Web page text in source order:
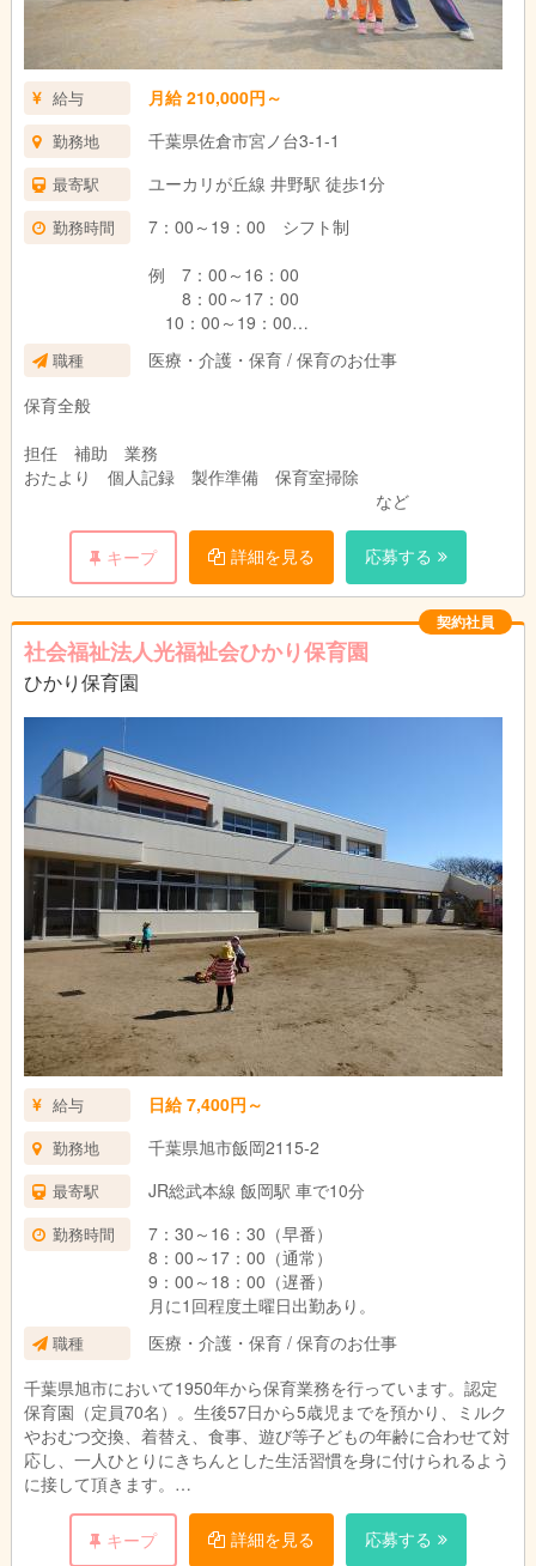
給与 月給 210,000円～
勤務地 千葉県佐倉市宮ノ台3-1-1
最寄駅 ユーカリが丘線 井野駅 徒歩1分
勤務時間
7：00～19：00 シフト制
例 7：00～16：00
8：00～17：00
10：00～19：00
早番・中番・遅番 とよんでいます。
職種
医療・介護・保育 / 保育のお仕事
保育全般
担任 補助 業務
おたより 個人記録 製作準備 保育室掃除
など
キープ 詳細を見る 応募する
契約社員
社会福祉法人光福祉会ひかり保育園
ひかり保育園
給与 日給 7,400円～
勤務地 千葉県旭市飯岡2115-2
最寄駅 JR総武本線 飯岡駅 車で10分
勤務時間
7：30～16：30（早番）
8：00～17：00（通常）
9：00～18：00（遅番）
月に1回程度土曜日出勤あり。
職種
医療・介護・保育 / 保育のお仕事
千葉県旭市において1950年から保育業務を行っています。認定
保育園（定員70名）。生後57日から5歳児までを預かり、ミルク
やおむつ交換、着替え、食事、遊び等子どもの年齢に合わせて対
応し、一人ひとりにきちんとした生活習慣を身に付けられるよう
に接して頂きます。
「生き生きとした子どもをめざして」を保育目標とし、一人ひと
りを大切に豊かな心をはぐくんでいます。
キープ 詳細を見る 応募する